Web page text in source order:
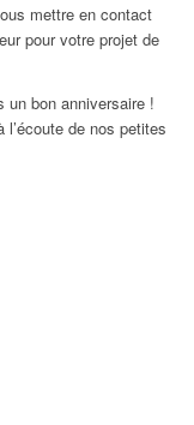
mettre en contact
pour votre projet de
un bon anniversaire !
l’écoute de nos petites